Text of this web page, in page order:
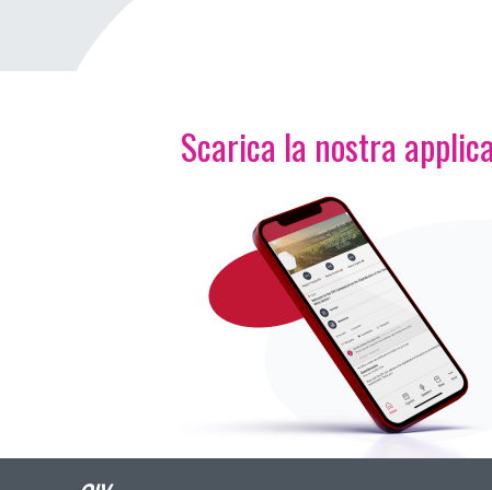
Scarica la nostra